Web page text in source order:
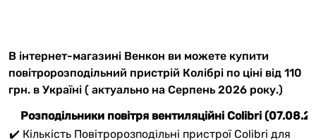
В інтернет-магазині Венкон ви можете купити
повітророзподільний пристрій Колібрі по ціні від 110
грн. в Україні ( актуально на Серпень 2026 року.)
Розподільники повітря вентиляційні Colibri
✔️ Кількість Повітророзподільні пристрої Colibri для